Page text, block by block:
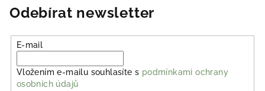
Odebírat newsletter
E-mail
Vložením e-mailu souhlasíte s podmínkami ochrany
osobních údajů